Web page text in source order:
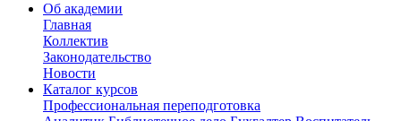
Об академии
Главная
Коллектив
Законодательство
Новости
Каталог курсов
Профессиональная переподготовка